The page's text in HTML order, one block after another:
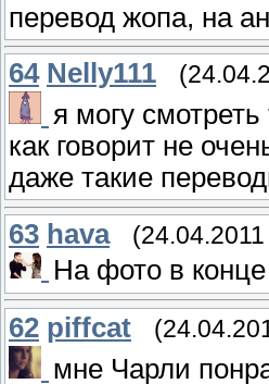
перевод жопа, на
64 Nelly111
я могу
как говорит не
даже такие
63 hava
На фото в
62 piffcat
мне Чарли